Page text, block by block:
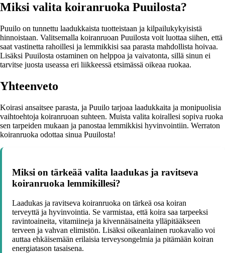
Miksi valita koiranruoka Puuilosta?
Puuilo on tunnettu laadukkaista tuotteistaan ja kilpailukykyisistä
hinnoistaan. Valitsemalla koiranruoan Puuilosta voit luottaa siihen, että
saat vastinetta rahoillesi ja lemmikkisi saa parasta mahdollista hoivaa.
Lisäksi Puuilosta ostaminen on helppoa ja vaivatonta, sillä sinun ei
tarvitse juosta useassa eri liikkeessä etsimässä oikeaa ruokaa.
Yhteenveto
Koirasi ansaitsee parasta, ja Puuilo tarjoaa laadukkaita ja monipuolisia
vaihtoehtoja koiranruoan suhteen. Muista valita koirallesi sopiva ruoka
sen tarpeiden mukaan ja panostaa lemmikkisi hyvinvointiin. Werraton
koiranruoka odottaa sinua Puuilosta!
Miksi on tärkeää valita laadukas ja ravitseva
koiranruoka lemmikillesi?
Laadukas ja ravitseva koiranruoka on tärkeä osa koiran
terveyttä ja hyvinvointia. Se varmistaa, että koira saa tarpeeksi
ravintoaineita, vitamiineja ja kivennäisaineita ylläpitääkseen
terveen ja vahvan elimistön. Lisäksi oikeanlainen ruokavalio voi
auttaa ehkäisemään erilaisia terveysongelmia ja pitämään koiran
energiatason tasaisena.